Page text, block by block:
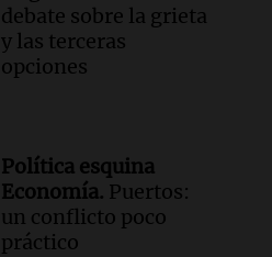
debate sobre la grieta
y las terceras
opciones
Política esquina
Economía. Puertos:
un conflicto poco
práctico